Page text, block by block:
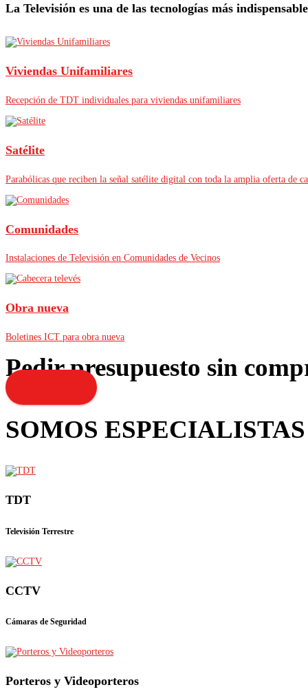
La Televisión es una de las tecnologías más
Viviendas Unifamiliares
Recepción de TDT individuales para viviendas unifamiliares
Satélite
Parabólicas que reciben la señal satélite digital con toda la amplia oferta de
Comunidades
Instalaciones de Televisión en Comunidades de Vecinos
Obra nueva
Boletines ICT para obra nueva
Pedir presupuesto sin
SOMOS ESPECIALISTAS
TDT
Televisión Terrestre
CCTV
Cámaras de Seguridad
Porteros y Videoporteros